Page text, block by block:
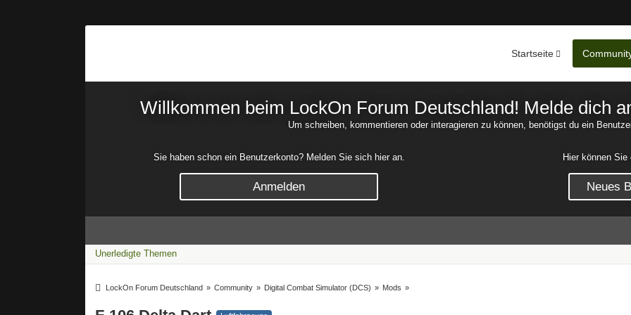
Startseite
Willkommen beim LockOn Forum Deutschland! Melde dich
Um schreiben, kommentieren oder interagieren zu können, benötigst du ein
Sie haben schon ein Benutzerkonto? Melden Sie sich hier an.
Anmelden
Hier können
Neues
Unerledigte Themen
LockOn Forum Deutschland » Community » Digital Combat Simulator (DCS) » Mods »